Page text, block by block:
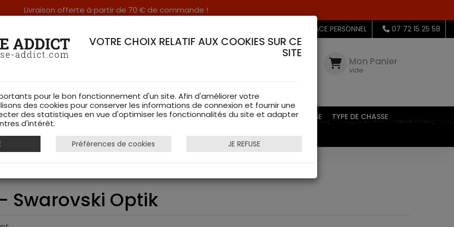
Livraison offerte à partir de 70 € de commande !
DANS LES VOSGES & SUR INTERNET MON ESPACE PERSONNEL 07 72 15 25 58
Mon Panier
vide
DE CHASSE RAYON FEMME CHAUSSURES ACCESSOIRES EQUIPEMENTS DE CHASSE
TYPE DE CHASSE
Z6i 1-6x24 II. SR 4-I - Swarovski Optik
Swarovski Optik
VOTRE CHOIX RELATIF AUX COOKIES SUR CE
SITE
pour le bon fonctionnement d'un site. Afin d'améliorer votre
des cookies pour conserver les informations de connexion et fournir une
des statistiques en vue d'optimiser les fonctionnalités du site et adapter
d'intérêt.
Préférences de cookies JE REFUSE